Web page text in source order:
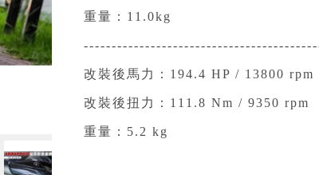
重量：11.0kg
改裝後馬力：194.4 HP / 13800 rpm
改裝後扭力：111.8 Nm / 9350 rpm
重量：5.2 kg